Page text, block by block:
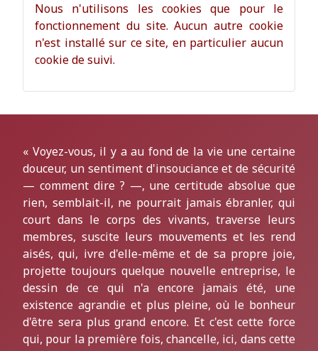
Nous n'utilisons les cookies que pour le
fonctionnement du site. Aucun autre cookie
n'est installé sur ce site, en particulier aucun
cookie de suivi.
« Voyez-vous, il y a au fond de la vie une certaine
douceur, un sentiment d'insouciance et de sécurité
— comment dire ? —, une certitude absolue que
rien, semblait-il, ne pourrait jamais ébranler, qui
court dans le corps des vivants, traverse leurs
membres, suscite leurs mouvements et les rend
aisés, qui, ivre d'elle-même et de sa propre joie,
projette toujours quelque nouvelle entreprise, le
dessin de ce qui n'a encore jamais été, une
existence agrandie et plus pleine, où le bonheur
d'être sera plus grand encore. Et c'est cette force
qui, pour la première fois, chancelle, ici, dans cette